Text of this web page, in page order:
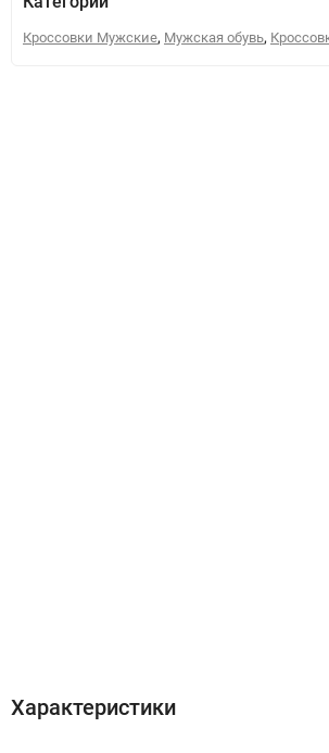
Кроссовки Мужские, Мужская обувь,
Характеристики